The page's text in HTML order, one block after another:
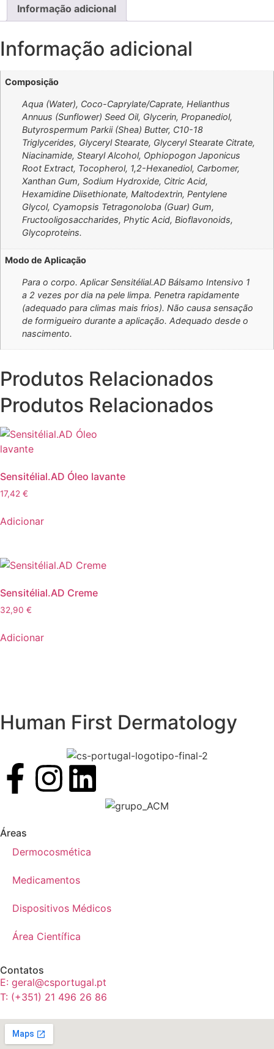
Informação adicional
Informação adicional
Composição
Aqua (Water), Coco-Caprylate/Caprate, Helianthus
Annuus (Sunflower) Seed Oil, Glycerin, Propanediol,
Butyrospermum Parkii (Shea) Butter, C10-18
Triglycerides, Glyceryl Stearate, Glyceryl Stearate Citrate,
Niacinamide, Stearyl Alcohol, Ophiopogon Japonicus
Root Extract, Tocopherol, 1,2-Hexanediol, Carbomer,
Xanthan Gum, Sodium Hydroxide, Citric Acid,
Hexamidine Diisethionate, Maltodextrin, Pentylene
Glycol, Cyamopsis Tetragonoloba (Guar) Gum,
Fructooligosaccharides, Phytic Acid, Bioflavonoids,
Glycoproteins.
Modo de Aplicação
Para o corpo. Aplicar Sensitélial.AD Bálsamo Intensivo 1
a 2 vezes por dia na pele limpa. Penetra rapidamente
(adequado para climas mais frios). Não causa sensação
de formigueiro durante a aplicação. Adequado desde o
nascimento.
Produtos Relacionados
Produtos Relacionados
Sensitélial.AD Óleo lavante
17,42 €
Adicionar
Sensitélial.AD Creme
32,90 €
Adicionar
Human First Dermatology
Áreas
Dermocosmética
Medicamentos
Dispositivos Médicos
Área Científica
Contatos
E: geral@csportugal.pt
T: (+351) 21 496 26 86